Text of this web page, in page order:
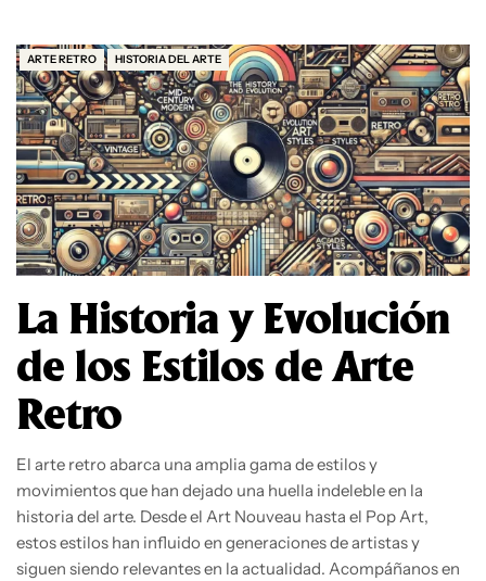
ARTE RETRO HISTORIA DEL ARTE
La Historia y Evolución
de los Estilos de Arte
Retro
El arte retro abarca una amplia gama de estilos y
movimientos que han dejado una huella indeleble en la
historia del arte. Desde el Art Nouveau hasta el Pop Art,
estos estilos han influido en generaciones de artistas y
siguen siendo relevantes en la actualidad. Acompáñanos en